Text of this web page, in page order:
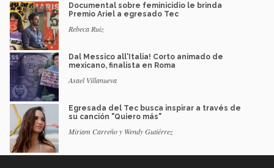
Documental sobre feminicidio le brinda
Premio Ariel a egresado Tec
Rebeca Ruiz
Dal Messico all'Italia! Corto animado de
mexicano, finalista en Roma
Asael Villanueva
Egresada del Tec busca inspirar a través de
su canción "Quiero más"
Miriam Carreño y Wendy Gutiérrez